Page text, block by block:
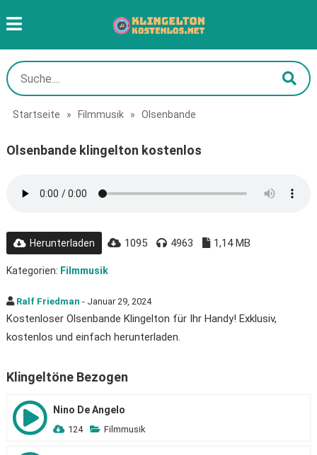
Startseite » Filmmusik » Olsenbande
Olsenbande klingelton kostenlos
Herunterladen 1095 4963 1,14 MB
Kategorien: Filmmusik
Ralf Friedman - Januar 29, 2024
Kostenloser Olsenbande Klingelton für Ihr Handy! Exklusiv,
kostenlos und einfach herunterladen.
Klingeltöne Bezogen
Nino De Angelo
124 Filmmusik